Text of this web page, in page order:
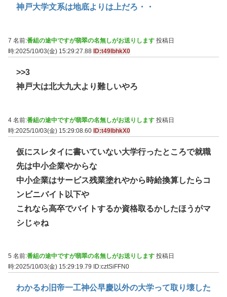
神戸大学文系は地底よりは上だろ・・
7 名前:番組の途中ですが翡翠の名無しがお送りします 投稿日
時:2025/10/03(金) 15:29:27.88 ID:t49lbhkX0
>>3
神戸大は北大九大より難しいやろ
4 名前:番組の途中ですが翡翠の名無しがお送りします 投稿日
時:2025/10/03(金) 15:29:08.60 ID:t49lbhkX0
仮にスレタイに書いていない大学行ったところで就職
先は中小企業やからな
中小企業はサービス残業塗れやから時給換算したらコ
ンビニバイト以下や
これなら高卒でバイトするか資格取るかしたほうがマ
シじゃね
5 名前:番組の途中ですが翡翠の名無しがお送りします 投稿日
時:2025/10/03(金) 15:29:19.79
ID:cztSiFFN0
わかるわ旧帝一工神公早慶以外の大学って取り壊した